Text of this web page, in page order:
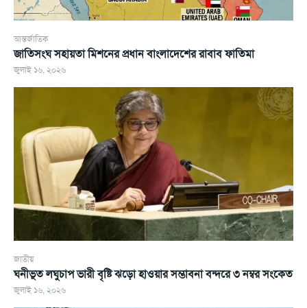
আন্তর্জাতিক
জাতিসংঘ সহায়তা মিশনের প্রধান বাংলাদেশের রাবাব ফাতিমা
জুলাই ১৬, ২০২৬
জাতীয়
ঘনীভূত লঘুচাপ ভারী বৃষ্টি ঝড়ো হাওয়ার সম্ভাবনা বন্দরে ৩ নম্বর সংকেত
জুলাই ১৬, ২০২৬